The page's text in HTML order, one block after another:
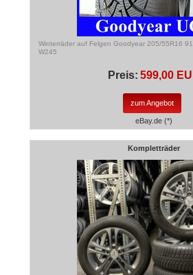
Winterräder auf Felgen Goodyear 205/55R16
W245
Preis: 599,00
zum Angebot
eBay.de (*)
Kompletträder